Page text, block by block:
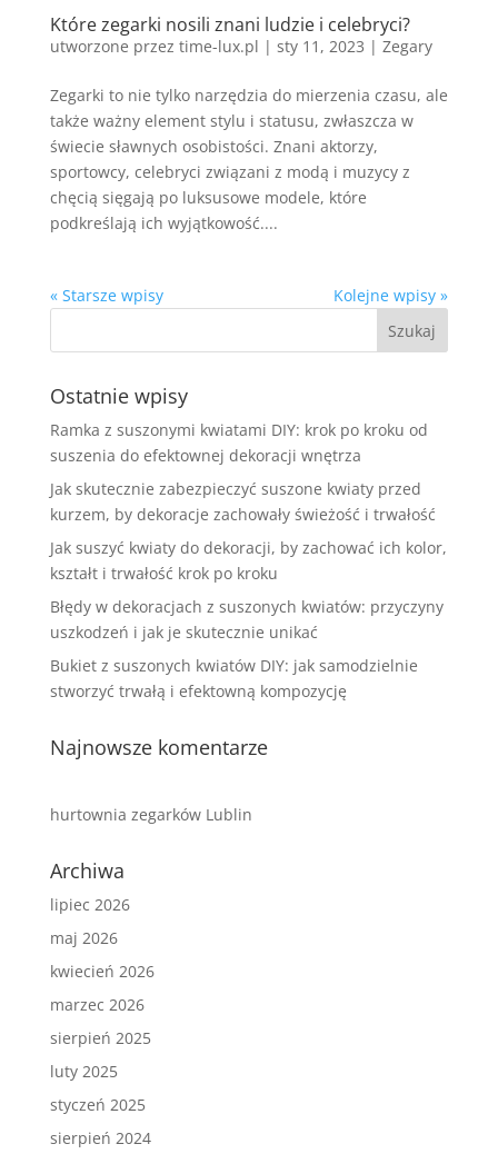
Które zegarki nosili znani ludzie i celebryci?
utworzone przez time-lux.pl | sty 11, 2023 | Zegary
Zegarki to nie tylko narzędzia do mierzenia czasu, ale
także ważny element stylu i statusu, zwłaszcza w
świecie sławnych osobistości. Znani aktorzy,
sportowcy, celebryci związani z modą i muzycy z
chęcią sięgają po luksusowe modele, które
podkreślają ich wyjątkowość....
« Starsze wpisy Kolejne wpisy »
Ostatnie wpisy
Ramka z suszonymi kwiatami DIY: krok po kroku od
suszenia do efektownej dekoracji wnętrza
Jak skutecznie zabezpieczyć suszone kwiaty przed
kurzem, by dekoracje zachowały świeżość i trwałość
Jak suszyć kwiaty do dekoracji, by zachować ich kolor,
kształt i trwałość krok po kroku
Błędy w dekoracjach z suszonych kwiatów: przyczyny
uszkodzeń i jak je skutecznie unikać
Bukiet z suszonych kwiatów DIY: jak samodzielnie
stworzyć trwałą i efektowną kompozycję
Najnowsze komentarze
hurtownia zegarków Lublin
Archiwa
lipiec 2026
maj 2026
kwiecień 2026
marzec 2026
sierpień 2025
luty 2025
styczeń 2025
sierpień 2024